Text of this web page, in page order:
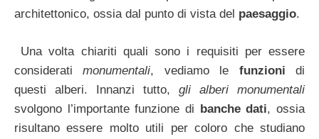
architettonico, ossia dal punto di vista del paesaggio.
Una volta chiariti quali sono i requisiti per essere
consideratimonumentali, vediamo le funzioni di
questi alberi. Innanzi tutto, gli alberi monumentali
svolgono l’importante funzione di banche dati, ossia
risultano essere molto utili per coloro che studiano